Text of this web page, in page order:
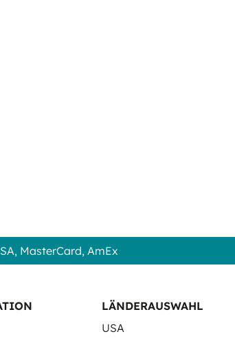
MasterCard, AmEx
LÄNDERAUSWAHL
USA